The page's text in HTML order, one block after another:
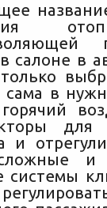
салоне в
сама в
для
и
и